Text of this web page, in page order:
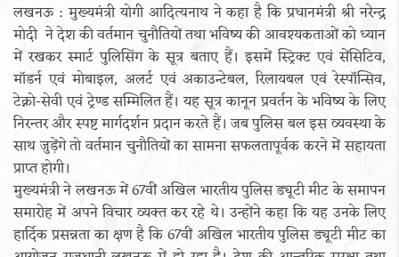
लखनऊ : मुख्यमंत्री योगी आदित्यनाथ ने कहा है कि प्रधानमंत्री श्री नरेन्द्र
मोदी ने देश की वर्तमान चुनौतियों तथा भविष्य की आवश्यकताओं को ध्यान
में रखकर स्मार्ट पुलिसिंग के सूत्र बताए हैं। इसमें स्ट्रिक्ट एवं सेंसिटिव,
मॉडर्न एवं मोबाइल, अलर्ट एवं अकाउन्टेबल, रिलायबल एवं रेस्पॉन्सिव,
टेक्नो-सेवी एवं ट्रेण्ड सम्मिलित हैं। यह सूत्र कानून प्रवर्तन के भविष्य के लिए
निरन्तर और स्पष्ट मार्गदर्शन प्रदान करते हैं। जब पुलिस बल इस व्यवस्था के
साथ जुड़ेंगे तो वर्तमान चुनौतियों का सामना सफलतापूर्वक करने में सहायता
प्राप्त होगी।
मुख्यमंत्री ने लखनऊ में 67वीं अखिल भारतीय पुलिस ड्यूटी मीट के समापन
समारोह में अपने विचार व्यक्त कर रहे थे। उन्होंने कहा कि यह उनके लिए
हार्दिक प्रसन्नता का क्षण है कि 67वीं अखिल भारतीय पुलिस ड्यूटी मीट का